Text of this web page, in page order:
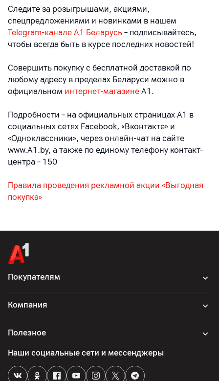
Следите за розыгрышами, акциями,
спецпредложениями и новинками в нашем
Telegram-канале A1 Беларусь – подписывайтесь,
чтобы всегда быть в курсе последних новостей!
Совершить покупку с бесплатной доставкой по
любому адресу в пределах Беларуси можно в
официальном интернет-магазине А1.
Подробности – на официальных страницах A1 в
социальных сетях Facebook, «Вконтакте» и
«Одноклассники», через онлайн-чат на сайте
www.A1.by, а также по единому телефону контакт-
центра – 150
Правила проведения рекламной акции «Выгодная
покупка»
Покупателям
Компания
Полезное
Наши социальные сети и мессенджеры